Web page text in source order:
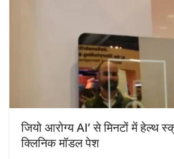
जियो आरोग्य AI’ से मिनटों में हेल्थ
क्लिनिक मॉडल पेश